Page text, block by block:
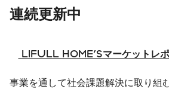
サステナビリティ
連続更新中
LIFULL HOME'Sマーケットレ
事業を通して社会課題解決に取り組